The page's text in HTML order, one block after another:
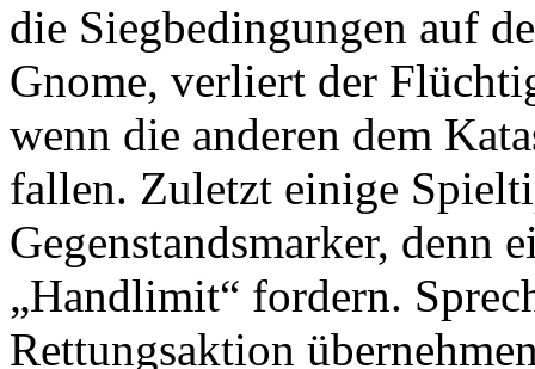
die Siegbedingungen auf
Gnome, verliert der
wenn die anderen dem
fallen. Zuletzt einige
Gegenstandsmarker, denn
„Handlimit“ fordern.
Rettungsaktion